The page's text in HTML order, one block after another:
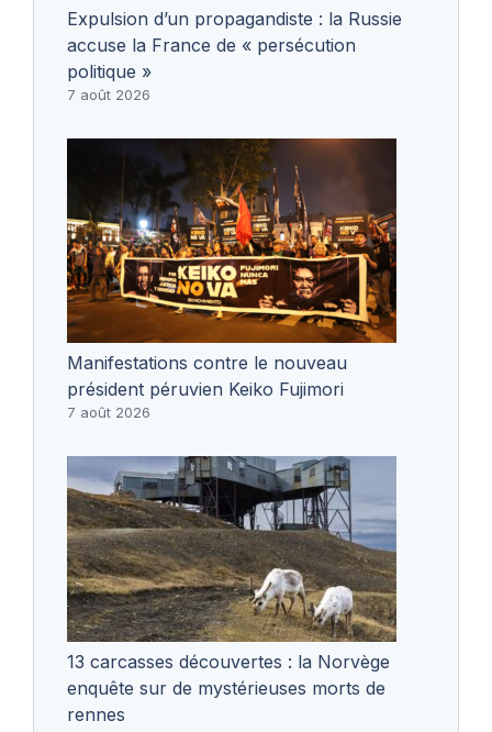
Expulsion d’un propagandiste : la Russie
accuse la France de « persécution
politique »
7 août 2026
Manifestations contre le nouveau
président péruvien Keiko Fujimori
7 août 2026
13 carcasses découvertes : la Norvège
enquête sur de mystérieuses morts de
rennes